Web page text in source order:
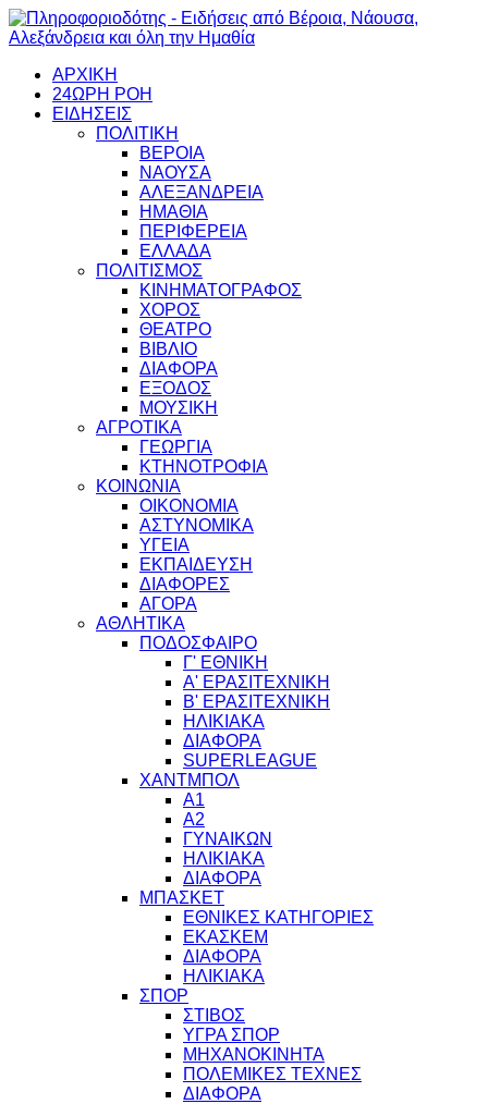
ΑΡΧΙΚΗ
24ΩΡΗ ΡΟΗ
ΕΙΔΗΣΕΙΣ
ΠΟΛΙΤΙΚΗ
ΒΕΡΟΙΑ
ΝΑΟΥΣΑ
ΑΛΕΞΑΝΔΡΕΙΑ
ΗΜΑΘΙΑ
ΠΕΡΙΦΕΡΕΙΑ
ΕΛΛΑΔΑ
ΠΟΛΙΤΙΣΜΟΣ
ΚΙΝΗΜΑΤΟΓΡΑΦΟΣ
ΧΟΡΟΣ
ΘΕΑΤΡΟ
ΒΙΒΛΙΟ
ΔΙΑΦΟΡΑ
ΕΞΟΔΟΣ
ΜΟΥΣΙΚΗ
ΑΓΡΟΤΙΚΑ
ΓΕΩΡΓΙΑ
ΚΤΗΝΟΤΡΟΦΙΑ
ΚΟΙΝΩΝΙΑ
ΟΙΚΟΝΟΜΙΑ
ΑΣΤΥΝΟΜΙΚΑ
ΥΓΕΙΑ
ΕΚΠΑΙΔΕΥΣΗ
ΔΙΑΦΟΡΕΣ
ΑΓΟΡΑ
ΑΘΛΗΤΙΚΑ
ΠΟΔΟΣΦΑΙΡΟ
Γ' ΕΘΝΙΚΗ
Α' ΕΡΑΣΙΤΕΧΝΙΚΗ
Β' ΕΡΑΣΙΤΕΧΝΙΚΗ
ΗΛΙΚΙΑΚΑ
ΔΙΑΦΟΡΑ
SUPERLEAGUE
ΧΑΝΤΜΠΟΛ
Α1
Α2
ΓΥΝΑΙΚΩΝ
ΗΛΙΚΙΑΚΑ
ΔΙΑΦΟΡΑ
ΜΠΑΣΚΕΤ
ΕΘΝΙΚΕΣ ΚΑΤΗΓΟΡΙΕΣ
ΕΚΑΣΚΕΜ
ΔΙΑΦΟΡΑ
ΗΛΙΚΙΑΚΑ
ΣΠΟΡ
ΣΤΙΒΟΣ
ΥΓΡΑ ΣΠΟΡ
ΜΗΧΑΝΟΚΙΝΗΤΑ
ΠΟΛΕΜΙΚΕΣ ΤΕΧΝΕΣ
ΔΙΑΦΟΡΑ